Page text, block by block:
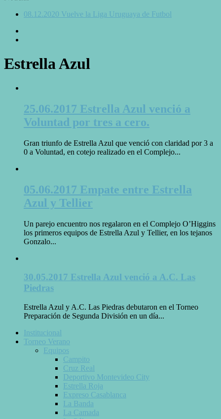
08.12.2020 Vuelve la Liga Uruguaya de Futbol
Estrella Azul
25.06.2017 Estrella Azul venció a
Voluntad por tres a cero.
Gran triunfo de Estrella Azul que venció con claridad por 3 a
0 a Voluntad, en cotejo realizado en el Complejo...
05.06.2017 Empate entre Estrella
Azul y Tellier
Un parejo encuentro nos regalaron en el Complejo O’Higgins
los primeros equipos de Estrella Azul y Tellier, en los tejanos
Gonzalo...
30.05.2017 Estrella Azul venció a A.C. Las
Piedras
Estrella Azul y A.C. Las Piedras debutaron en el Torneo
Preparación de Segunda División en un día...
Institucional
Torneo Verano
Equipos
Campito
Cruz Real
Deportivo Montevideo City
Estrella Roja
Expreso Casablanca
La Banda
La Camada